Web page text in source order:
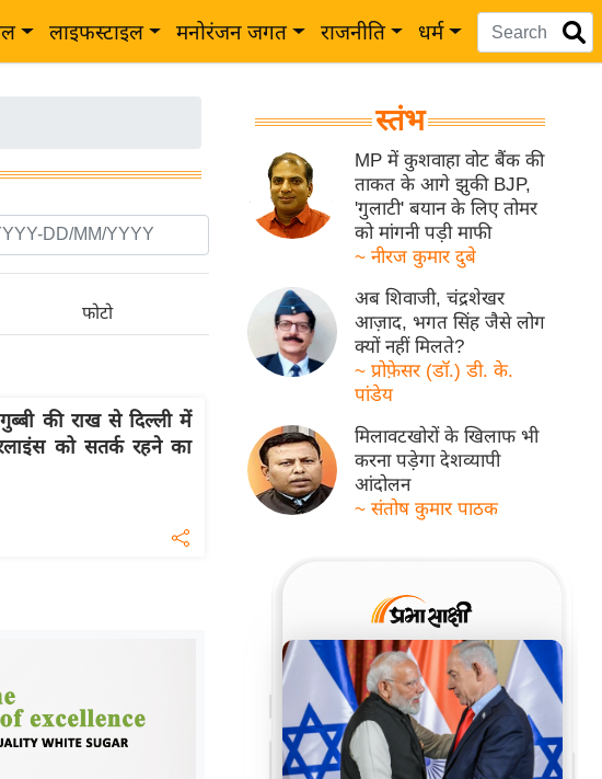
लाइफस्टाइल मनोरंजन जगत राजनीति धर्म
फोटो
की राख से दिल्ली में
को सतर्क रहने का
स्तंभ
MP में कुशवाहा वोट बैंक की
ताकत के आगे झुकी BJP,
'गुलाटी' बयान के लिए तोमर
को मांगनी पड़ी माफी
~ नीरज कुमार दुबे
अब शिवाजी, चंद्रशेखर
आज़ाद, भगत सिंह जैसे लोग
क्यों नहीं मिलते?
~ प्रोफ़ेसर (डॉ.) डी. के.
पांडेय
मिलावटखोरों के खिलाफ भी
करना पड़ेगा देशव्यापी
आंदोलन
~ संतोष कुमार पाठक